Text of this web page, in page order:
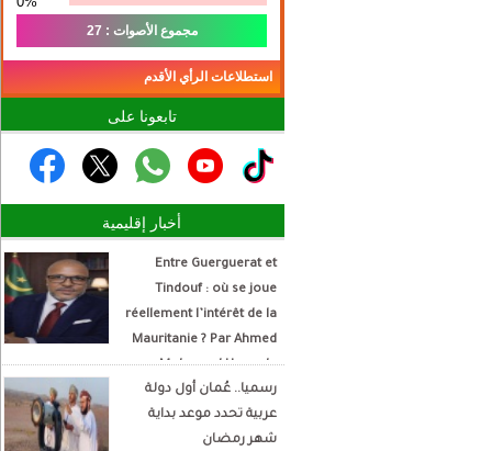
مجموع الأصوات : 27
استطلاعات الرأي الأقدم
تابعونا على
أخبار إقليمية
Entre Guerguerat et
Tindouf : où se joue
réellement l’intérêt de la
Mauritanie ? Par Ahmed
Mohamed Hamada
Écrivain et analyste
politique
رسميا.. عُمان أول دولة
عربية تحدد موعد بداية
شهر رمضان